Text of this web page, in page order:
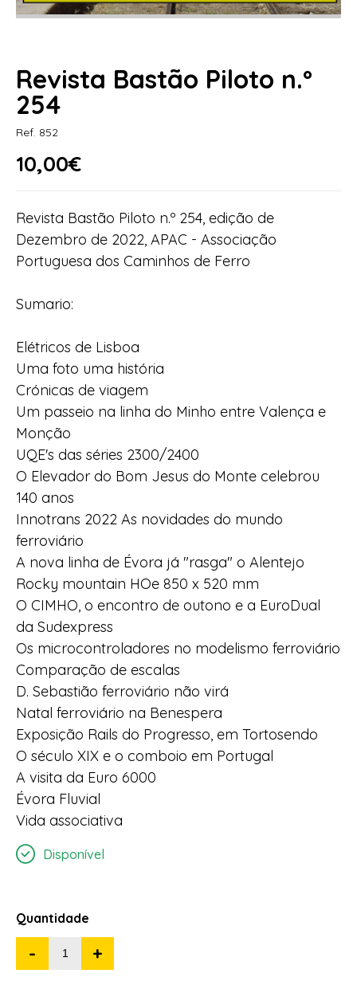
Revista Bastão Piloto n.º
254
Ref. 852
10,00€
Revista Bastão Piloto n.º 254, edição de
Dezembro de 2022, APAC - Associação
Portuguesa dos Caminhos de Ferro
Sumario:
Elétricos de Lisboa
Uma foto uma história
Crónicas de viagem
Um passeio na linha do Minho entre Valença e
Monção
UQE's das séries 2300/2400
O Elevador do Bom Jesus do Monte celebrou
140 anos
Innotrans 2022 As novidades do mundo
ferroviário
A nova linha de Évora já "rasga" o Alentejo
Rocky mountain HOe 850 x 520 mm
O CIMHO, o encontro de outono e a EuroDual
da Sudexpress
Os microcontroladores no modelismo ferroviário
Comparação de escalas
D. Sebastião ferroviário não virá
Natal ferroviário na Benespera
Exposição Rails do Progresso, em Tortosendo
O século XIX e o comboio em Portugal
A visita da Euro 6000
Évora Fluvial
Vida associativa
Disponível
Quantidade
- +